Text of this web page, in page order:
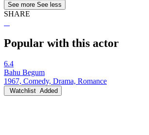
See more See less
SHARE
Popular with this actor
6.4
Bahu Begum
1967, Comedy, Drama, Romance
Watchlist Added